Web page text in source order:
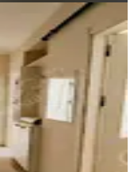
Abdülhamitte
Mahallesi